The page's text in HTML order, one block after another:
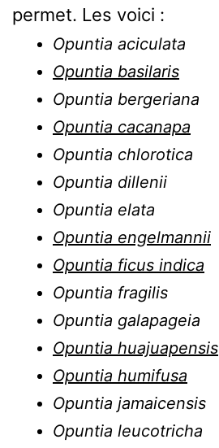
permet. Les voici :
Opuntia aciculata
Opuntia basilaris
Opuntia bergeriana
Opuntia cacanapa
Opuntia chlorotica
Opuntia dillenii
Opuntia elata
Opuntia engelmannii
Opuntia ficus indica
Opuntia fragilis
Opuntia galapageia
Opuntia huajuapensis
Opuntia humifusa
Opuntia jamaicensis
Opuntia leucotricha